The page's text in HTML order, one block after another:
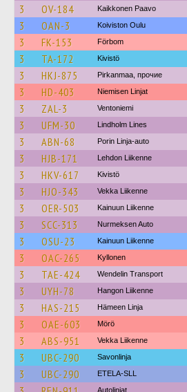
3 OV-184 Kaikkonen Paavo
3 OAN-3 Koiviston Oulu
3 FK-153 Förbom
3 TA-172 Kivistö
3 HKJ-875 Pirkanmaa, прочие
3 HD-403 Niemisen Linjat
3 ZAL-3 Ventoniemi
3 UFM-30 Lindholm Lines
3 ABN-68 Porin Linja-auto
3 HJB-171 Lehdon Liikenne
3 HKV-617 Kivistö
3 HJO-343 Vekka Liikenne
3 OER-503 Kainuun Liikenne
3 SCC-313 Nurmeksen Auto
3 OSU-23 Kainuun Liikenne
3 OAC-265 Kyllonen
3 TAE-424 Wendelin Transport
3 UYH-78 Hangon Liikenne
3 HAS-215 Hämeen Linja
3 OAE-603 Mörö
3 ABS-951 Vekka Liikenne
3 UBC-290 Savonlinja
3 UBC-290 ETELA-SLL
Autolinjat